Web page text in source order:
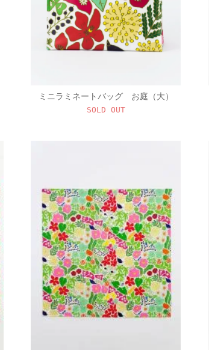
ミニラミネートバッグ お庭（大）
SOLD OUT